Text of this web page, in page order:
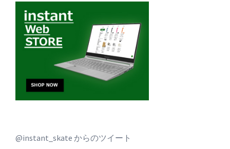
@instant_skate からのツイート